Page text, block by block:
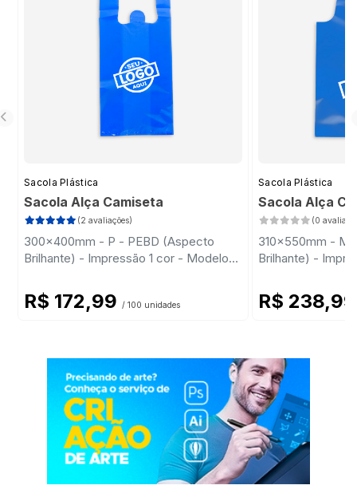
Sacola Plástica
Sacola Alça Camiseta
(2 avaliações)
300x400mm - P - PEBD (Aspecto
Brilhante) - Impressão 1 cor - Modelo
R$ 172,99 / 100 unidades
Sacola Plástica
Sacola Alça
(0
310x550mm - M
Brilhante) -
R$